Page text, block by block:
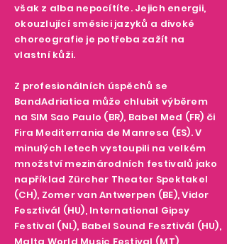
však z alba nepocítíte. Jejich energii,
okouzlující směsici jazyků a divoké
choreografie je potřeba zažít na
vlastní kůži.
Z profesionálních úspěchů se
BandAdriatica může chlubit výběrem
na SIM Sao Paulo (BR), Babel Med (FR) či
Fira Mediterrania de Manresa (ES). V
minulých letech vystoupili na velkém
množství mezinárodních festivalů jako
například Zürcher Theater Spektakel
(CH), Zomer van Antwerpen (BE), Vidor
Fesztivál (HU), International Gipsy
Festival (NL), Babel Sound Fesztivál (HU),